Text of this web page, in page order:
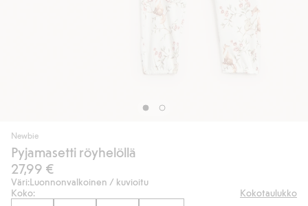
Newbie
Pyjamasetti röyhelöllä
27,99 €
Väri:Luonnonvalkoinen / kuvioitu
Koko:
Kokotaulukko